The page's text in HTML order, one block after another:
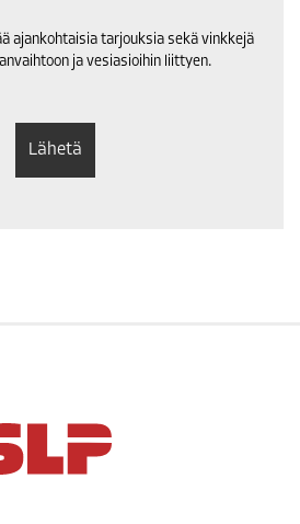
ajankohtaisia tarjouksia sekä vinkkejä
ja vesiasioihin liittyen.